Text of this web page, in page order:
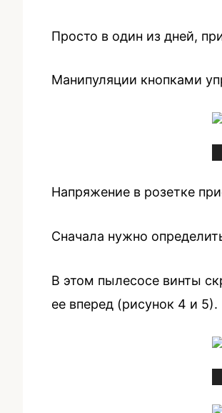
Просто в один из дней,
Манипуляции кнопками
Напряжение в розетке
Сначала нужно
В этом пылесосе винты
ее вперед (рисунок 4 и 5).